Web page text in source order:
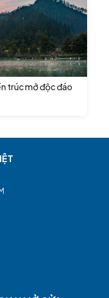
trúc mở độc đáo